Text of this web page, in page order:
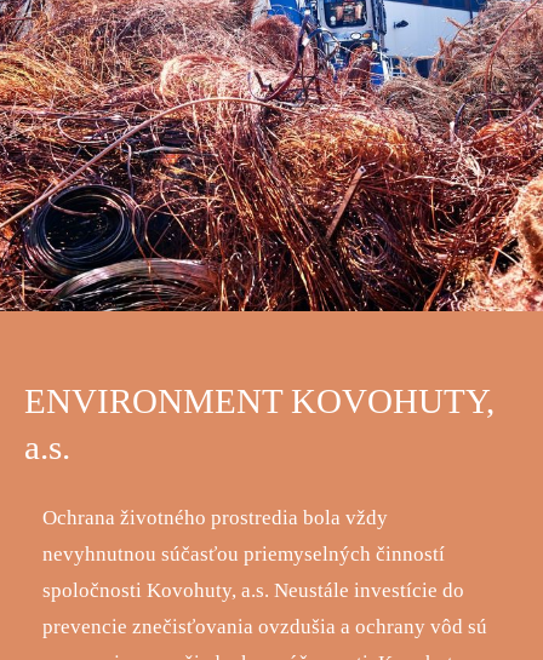
ENVIRONMENT KOVOHUTY,
a.s.
Ochrana životného prostredia bola vždy
nevyhnutnou súčasťou priemyselných činností
spoločnosti Kovohuty, a.s. Neustále investície do
prevencie znečisťovania ovzdušia a ochrany vôd sú